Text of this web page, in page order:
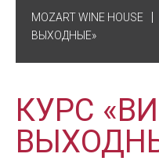
MOZART WINE HOUSE
ВЫХОДНЫЕ»
КУРС